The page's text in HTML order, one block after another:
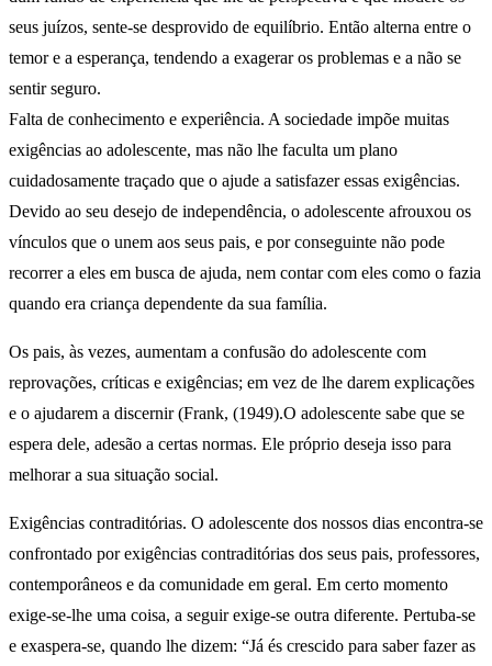
seus juízos, sente-se desprovido de equilíbrio. Então alterna entre o
temor e a esperança, tendendo a exagerar os problemas e a não se
sentir seguro.
Falta de conhecimento e experiência. A sociedade impõe muitas
exigências ao adolescente, mas não lhe faculta um plano
cuidadosamente traçado que o ajude a satisfazer essas exigências.
Devido ao seu desejo de independência, o adolescente afrouxou os
vínculos que o unem aos seus pais, e por conseguinte não pode
recorrer a eles em busca de ajuda, nem contar com eles como o fazia
quando era criança dependente da sua família.
Os pais, às vezes, aumentam a confusão do adolescente com
reprovações, críticas e exigências; em vez de lhe darem explicações
e o ajudarem a discernir (Frank, (1949).O adolescente sabe que se
espera dele, adesão a certas normas. Ele próprio deseja isso para
melhorar a sua situação social.
Exigências contraditórias. O adolescente dos nossos dias encontra-se
confrontado por exigências contraditórias dos seus pais, professores,
contemporâneos e da comunidade em geral. Em certo momento
exige-se-lhe uma coisa, a seguir exige-se outra diferente. Pertuba-se
e exaspera-se, quando lhe dizem: “Já és crescido para saber fazer as